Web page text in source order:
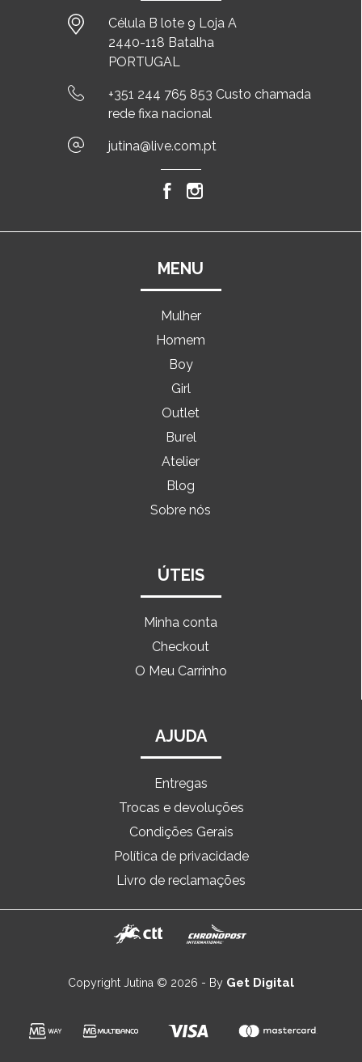
Célula B lote 9 Loja A
2440-118 Batalha
PORTUGAL
+351 244 765 853 Custo chamada
rede fixa nacional
jutina@live.com.pt
MENU
Mulher
Homem
Boy
Girl
Outlet
Burel
Atelier
Blog
Sobre nós
ÚTEIS
Minha conta
Checkout
O Meu Carrinho
AJUDA
Entregas
Trocas e devoluções
Condições Gerais
Política de privacidade
Livro de reclamações
Copyright Jutina © 2026 - By Get Digital